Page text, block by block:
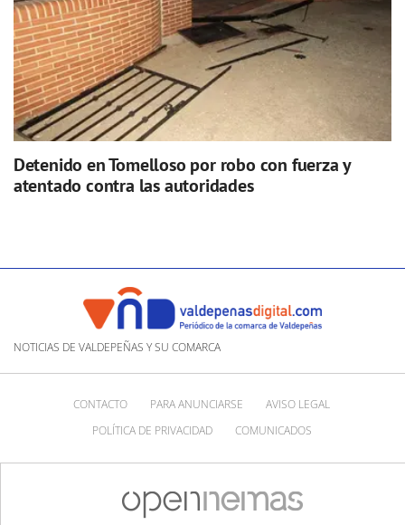
Detenido en Tomelloso por robo con fuerza y
atentado contra las autoridades
NOTICIAS DE VALDEPEÑAS Y SU COMARCA
CONTACTO PARA ANUNCIARSE
AVISO LEGAL
POLÍTICA DE PRIVACIDAD
COMUNICADOS